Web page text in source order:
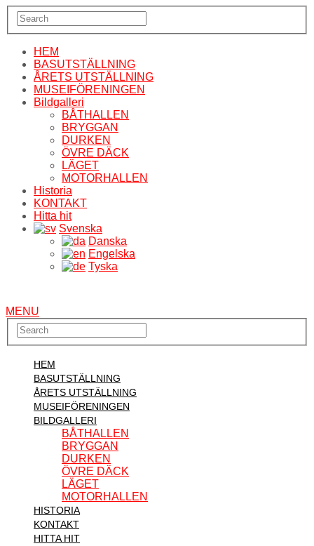
HEM
BASUTSTÄLLNING
ÅRETS UTSTÄLLNING
MUSEIFÖRENINGEN
Bildgalleri
BÅTHALLEN
BRYGGAN
DURKEN
ÖVRE DÄCK
LÄGET
MOTORHALLEN
Historia
KONTAKT
Hitta hit
Svenska
Danska
Engelska
Tyska
MENU
HEM
BASUTSTÄLLNING
ÅRETS UTSTÄLLNING
MUSEIFÖRENINGEN
BILDGALLERI
BÅTHALLEN
BRYGGAN
DURKEN
ÖVRE DÄCK
LÄGET
MOTORHALLEN
HISTORIA
KONTAKT
HITTA HIT